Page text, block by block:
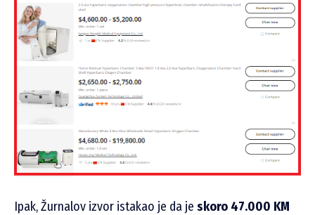
Ipak, Žurnalov izvor istakao je da je skoro 47.000 KM